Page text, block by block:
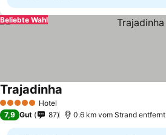
Beliebte Wahl
5 Sterne Hotel
Trajadinha
7,9 Gut 87 0.6 km vom Strand entfernt